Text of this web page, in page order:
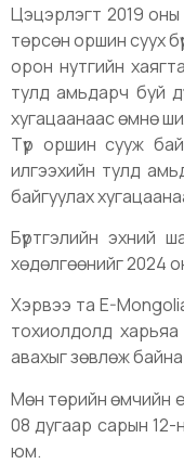
Цэцэрлэгт 2019
төрсөн оршин суух
орон нутгийн
тулд амьдарч буй
хугацаанаас өмнө
Түр оршин сууж
илгээхийн тулд
байгуулах
Бүртгэлийн эхний
хөдөлгөөнийг 2024
Хэрвээ та E-
тохиолдолд
авахыг зөвлөж
Мөн төрийн өмчийн
08 дугаар сарын 12-
юм.